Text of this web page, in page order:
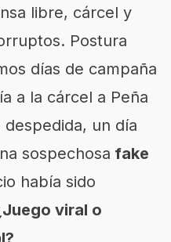
libre, cárcel y
Postura
días de campaña
a la cárcel a Peña
un día
sospechosa fake
había sido
Juego viral o